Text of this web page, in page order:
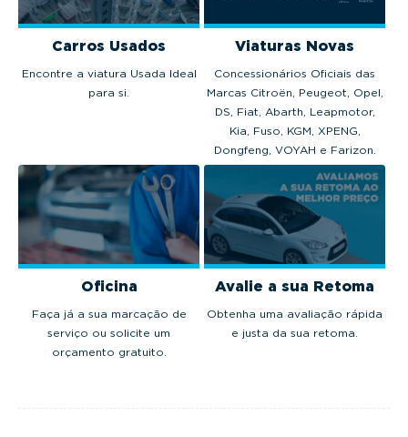
Carros Usados
Encontre a viatura Usada Ideal
para si.
Viaturas Novas
Concessionários Oficiais das
Marcas Citroën, Peugeot, Opel,
DS, Fiat, Abarth, Leapmotor,
Kia, Fuso, KGM, XPENG,
Dongfeng, VOYAH e Farizon.
Oficina
Faça já a sua marcação de
serviço ou solicite um
orçamento gratuito.
Avalie a sua Retoma
Obtenha uma avaliação rápida
e justa da sua retoma.